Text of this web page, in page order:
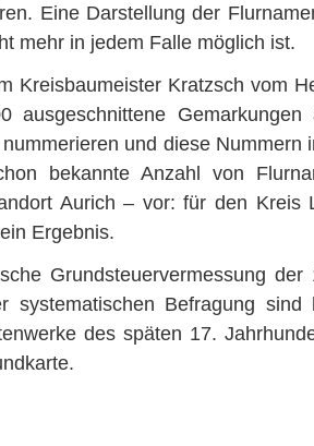
Eine Darstellung der
mehr in jedem Falle möglich ist.
Kreisbaumeister Kratzsch vom
ausgeschnittene
und diese
bekannte Anzahl von
Aurich – vor: für den
Ergebnis.
Grundsteuervermessung
systematischen Befragung
des späten 17.